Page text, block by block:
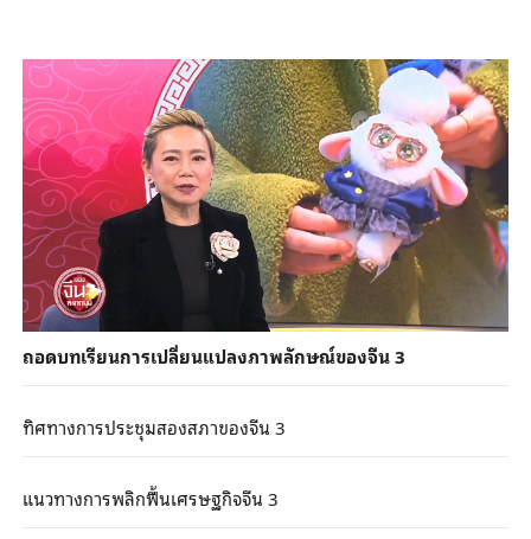
ถอดบทเรียนการเปลี่ยนแปลงภาพลักษณ์ของจีน 3
ทิศทางการประชุมสองสภาของจีน 3
แนวทางการพลิกฟื้นเศรษฐกิจจีน 3